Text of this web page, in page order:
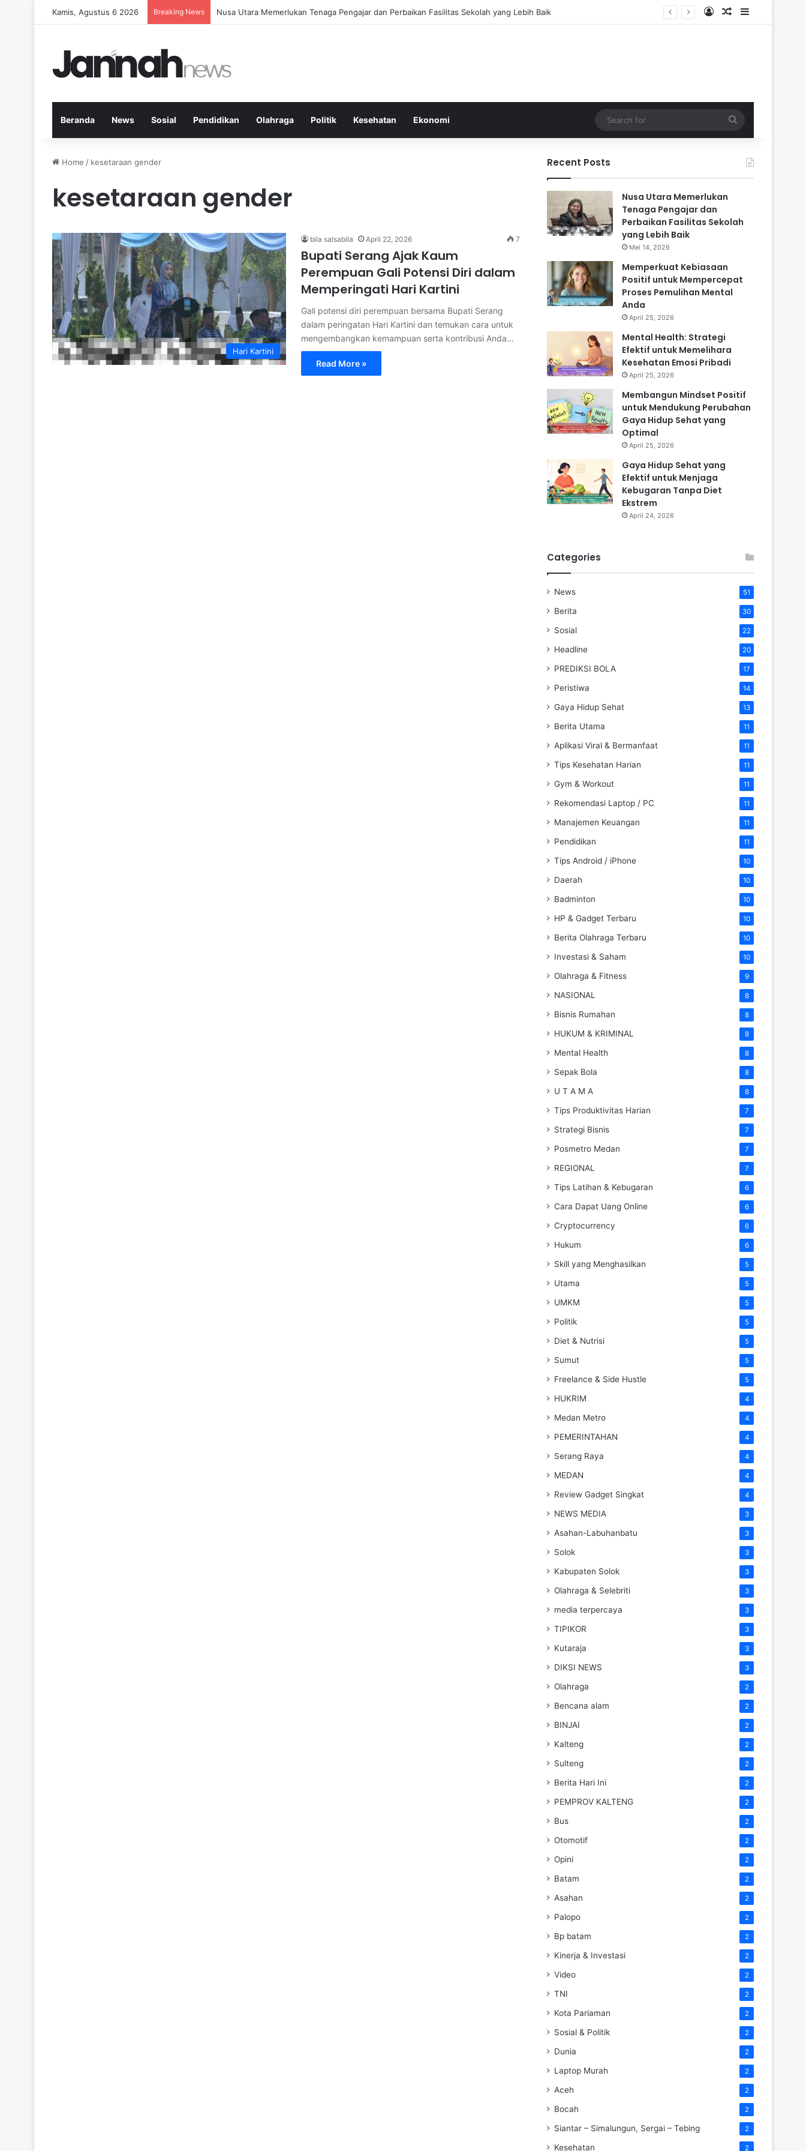
Kamis, Agustus 6 2026 Breaking News Memperkuat Kebiasaan Positif untuk Mempercepat Proses Pemulihan Mental Anda Log InRandom Article
Sidebar
Beranda News Sosial Pendidikan Olahraga Politik Kesehatan Ekonomi
for
Home / kesetaraan gender
kesetaraan gender
Hari Kartini
bila salsabila April 22, 2026 7
Bupati Serang Ajak Kaum
Perempuan Gali Potensi Diri dalam
Memperingati Hari Kartini
Gali potensi diri perempuan bersama Bupati Serang
dalam peringatan Hari Kartini dan temukan cara untuk
mengembangkan kemampuan serta kontribusi Anda…
Read More »
Recent Posts
Nusa Utara Memerlukan
Tenaga Pengajar dan
Perbaikan Fasilitas Sekolah
yang Lebih Baik
Mei 14, 2026
Memperkuat Kebiasaan
Positif untuk Mempercepat
Proses Pemulihan Mental
Anda
April 25, 2026
Mental Health: Strategi
Efektif untuk Memelihara
Kesehatan Emosi Pribadi
April 25, 2026
Membangun Mindset Positif
untuk Mendukung Perubahan
Gaya Hidup Sehat yang
Optimal
April 25, 2026
Gaya Hidup Sehat yang
Efektif untuk Menjaga
Kebugaran Tanpa Diet
Ekstrem
April 24, 2026
Categories
News 51
Berita 30
Sosial 22
Headline 20
PREDIKSI BOLA 17
Peristiwa 14
Gaya Hidup Sehat 13
Berita Utama 11
Aplikasi Viral & Bermanfaat 11
Tips Kesehatan Harian 11
Gym & Workout 11
Rekomendasi Laptop / PC 11
Manajemen Keuangan 11
Pendidikan 11
Tips Android / iPhone 10
Daerah 10
Badminton 10
HP & Gadget Terbaru 10
Berita Olahraga Terbaru 10
Investasi & Saham 10
Olahraga & Fitness 9
NASIONAL 8
Bisnis Rumahan 8
HUKUM & KRIMINAL 8
Mental Health 8
Sepak Bola 8
U T A M A 8
Tips Produktivitas Harian 7
Strategi Bisnis 7
Posmetro Medan 7
REGIONAL 7
Tips Latihan & Kebugaran 6
Cara Dapat Uang Online 6
Cryptocurrency 6
Hukum 6
Skill yang Menghasilkan 5
Utama 5
UMKM 5
Politik 5
Diet & Nutrisi 5
Sumut 5
Freelance & Side Hustle 5
HUKRIM 4
Medan Metro 4
PEMERINTAHAN 4
Serang Raya 4
MEDAN 4
Review Gadget Singkat 4
NEWS MEDIA 3
Asahan-Labuhanbatu 3
Solok 3
Kabupaten Solok 3
Olahraga & Selebriti 3
media terpercaya 3
TIPIKOR 3
Kutaraja 3
DIKSI NEWS 3
Olahraga 2
Bencana alam 2
BINJAI 2
Kalteng 2
Sulteng 2
Berita Hari Ini 2
PEMPROV KALTENG 2
Bus 2
Otomotif 2
Opini 2
Batam 2
Asahan 2
Palopo 2
Bp batam 2
Kinerja & Investasi 2
Video 2
TNI 2
Kota Pariaman 2
Sosial & Politik 2
Dunia 2
Laptop Murah 2
Aceh 2
Bocah 2
Siantar – Simalungun, Sergai – Tebing 2
Kesehatan 2